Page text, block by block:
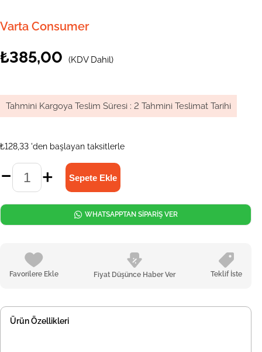
Varta Consumer
₺385,00 (KDV Dahil)
Tahmini Kargoya Teslim Süresi : 2 Tahmini Teslimat Tarihi
₺128,33 'den başlayan taksitlerle
Favorilere Ekle Fiyat Düşünce Haber Ver Teklif İste
WHATSAPPTAN SİPARİŞ VER
Ürün Özellikleri